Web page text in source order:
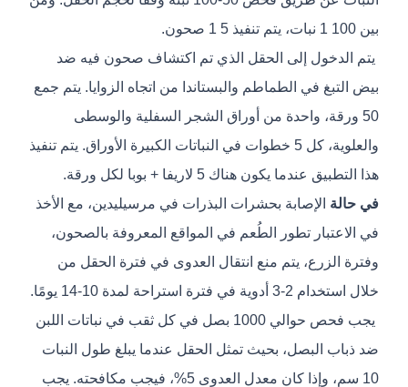
بين 100 1 نبات، يتم تنفيذ 5 1 صحون.
يتم الدخول إلى الحقل الذي تم اكتشاف صحون فيه ضد
بيض التبغ في الطماطم والبستاندا من اتجاه الزوايا. يتم جمع
50 ورقة، واحدة من أوراق الشجر السفلية والوسطى
والعلوية، كل 5 خطوات في النباتات الكبيرة الأوراق. يتم تنفيذ
هذا التطبيق عندما يكون هناك 5 لاريفا + بوبا لكل ورقة.
في حالة الإصابة بحشرات البذرات في مرسيليدين، مع الأخذ
في الاعتبار تطور الطُعم في المواقع المعروفة بالصحون،
وفترة الزرع، يتم منع انتقال العدوى في فترة الحقل من
خلال استخدام 2-3 أدوية في فترة استراحة لمدة 10-14 يومًا.
يجب فحص حوالي 1000 بصل في كل ثقب في نباتات اللبن
ضد ذباب البصل، بحيث تمثل الحقل عندما يبلغ طول النبات
10 سم، وإذا كان معدل العدوى 5%، فيجب مكافحته. يجب